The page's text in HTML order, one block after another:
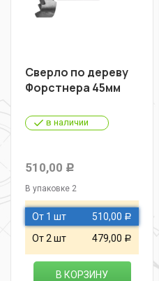
Сверло по дереву
Форстнера 45мм
в наличии
510,00 Р
В упаковке 2
От 1 шт 510,00 Р
От 2 шт 479,00 Р
В КОРЗИНУ